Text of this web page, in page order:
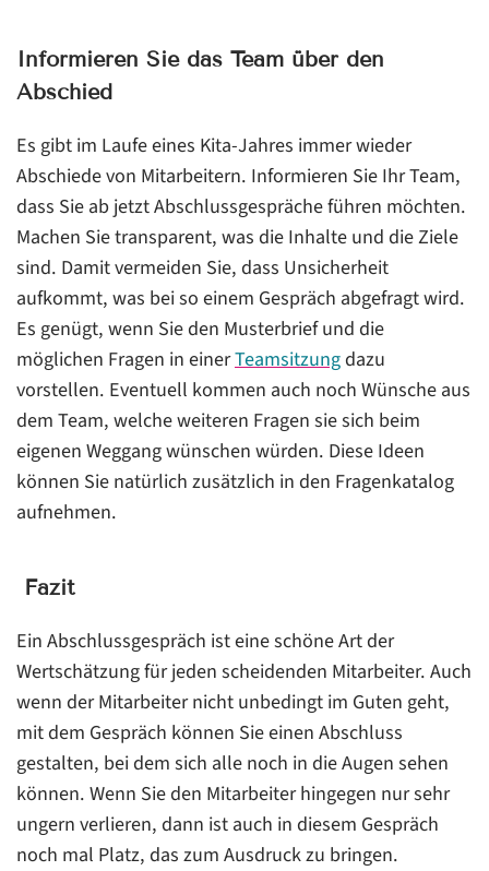
Informieren Sie das Team über den
Abschied
Es gibt im Laufe eines Kita-Jahres immer wieder
Abschiede von Mitarbeitern. Informieren Sie Ihr Team,
dass Sie ab jetzt Abschlussgespräche führen möchten.
Machen Sie transparent, was die Inhalte und die Ziele
sind. Damit vermeiden Sie, dass Unsicherheit
aufkommt, was bei so einem Gespräch abgefragt wird.
Es genügt, wenn Sie den Musterbrief und die
möglichen Fragen in einerTeamsitzungdazu
vorstellen. Eventuell kommen auch noch Wünsche aus
dem Team, welche weiteren Fragen sie sich beim
eigenen Weggang wünschen würden. Diese Ideen
können Sie natürlich zusätzlich in den Fragenkatalog
aufnehmen.
Fazit
Ein Abschlussgespräch ist eine schöne Art der
Wertschätzung für jeden scheidenden Mitarbeiter. Auch
wenn der Mitarbeiter nicht unbedingt im Guten geht,
mit dem Gespräch können Sie einen Abschluss
gestalten, bei dem sich alle noch in die Augen sehen
können. Wenn Sie den Mitarbeiter hingegen nur sehr
ungern verlieren, dann ist auch in diesem Gespräch
noch mal Platz, das zum Ausdruck zu bringen.